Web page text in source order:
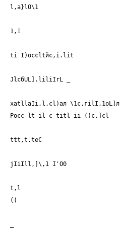
l,a}lO\1
1,I
ti I)occltйc,i.lit
JlcбUL].liliIrL _
хatllаIi,l,сl)ал \1с,гilI,1оL]л
Росс lt il с titl ii ()с.]сl
ttt,t.teC
jIiIll,]\,1 I'O0
t,l
((